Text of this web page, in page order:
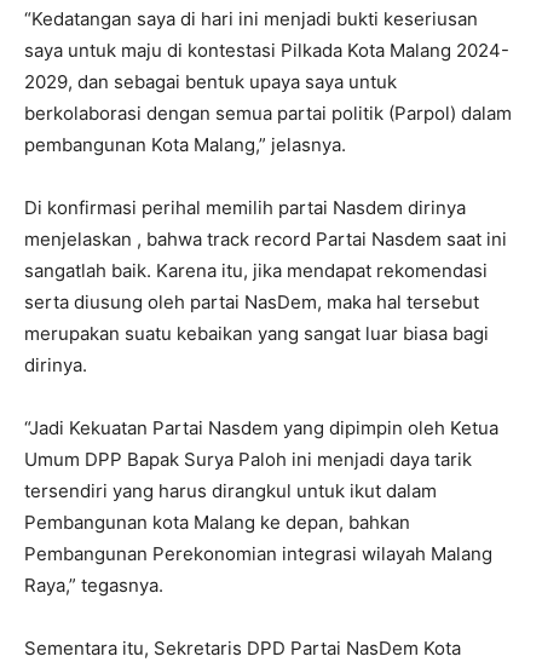
“Kedatangan saya di hari ini menjadi bukti keseriusan
saya untuk maju di kontestasi Pilkada Kota Malang 2024-
2029, dan sebagai bentuk upaya saya untuk
berkolaborasi dengan semua partai politik (Parpol) dalam
pembangunan Kota Malang,” jelasnya.
Di konfirmasi perihal memilih partai Nasdem dirinya
menjelaskan , bahwa track record Partai Nasdem saat ini
sangatlah baik. Karena itu, jika mendapat rekomendasi
serta diusung oleh partai NasDem, maka hal tersebut
merupakan suatu kebaikan yang sangat luar biasa bagi
dirinya.
“Jadi Kekuatan Partai Nasdem yang dipimpin oleh Ketua
Umum DPP Bapak Surya Paloh ini menjadi daya tarik
tersendiri yang harus dirangkul untuk ikut dalam
Pembangunan kota Malang ke depan, bahkan
Pembangunan Perekonomian integrasi wilayah Malang
Raya,” tegasnya.
Sementara itu, Sekretaris DPD Partai NasDem Kota